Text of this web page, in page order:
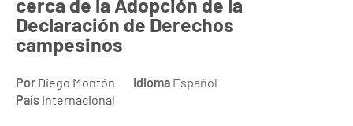
cerca de la Adopción de la
Declaración de Derechos
campesinos
Por Diego Montón Idioma Español
País Internacional